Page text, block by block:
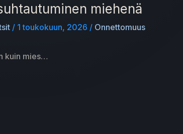
miehenä
/ 1 toukokuun, 2026 / Onnettomuus
kuin mies…